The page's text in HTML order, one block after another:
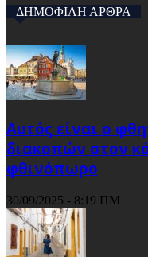
ΔΗΜΟΦΙΛΗ ΑΡΘΡΑ
Αυτός είναι ο
διακοπών στον
φθινόπωρο
30/09/2025 - 8:19 ΠΜ